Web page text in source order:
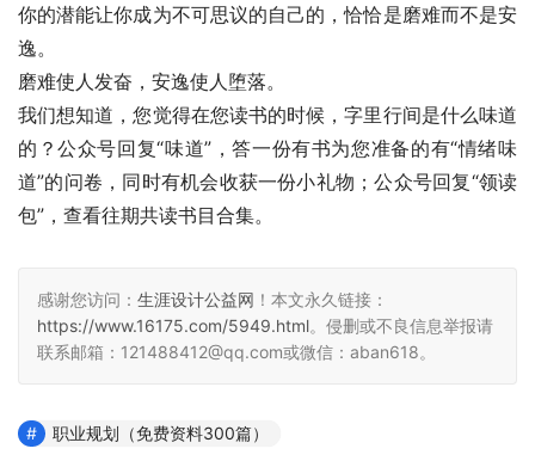
你的潜能让你成为不可思议的自己的，恰恰是磨难而不是安
逸。
磨难使人发奋，安逸使人堕落。
我们想知道，您觉得在您读书的时候，字里行间是什么味道
的？公众号回复“味道”，答一份有书为您准备的有“情绪味
道”的问卷，同时有机会收获一份小礼物；公众号回复“领读
包”，查看往期共读书目合集。
感谢您访问： 生涯设计公益网 ！本文永久链接：
https://www.16175.com/5949.html。侵删或不良信息举报请
联系邮箱：121488412@qq.com或微信：aban618。
职业规划（免费资料300篇）